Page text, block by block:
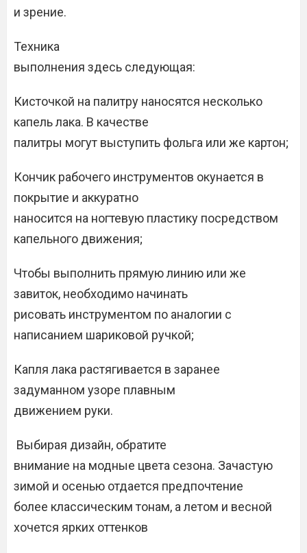
и зрение.
Техника
выполнения здесь следующая:
Кисточкой на палитру наносятся несколько
капель лака. В качестве
палитры могут выступить фольга или же картон;
Кончик рабочего инструментов окунается в
покрытие и аккуратно
наносится на ногтевую пластику посредством
капельного движения;
Чтобы выполнить прямую линию или же
завиток, необходимо начинать
рисовать инструментом по аналогии с
написанием шариковой ручкой;
Капля лака растягивается в заранее
задуманном узоре плавным
движением руки.
Выбирая дизайн, обратите
внимание на модные цвета сезона. Зачастую
зимой и осенью отдается предпочтение
более классическим тонам, а летом и весной
хочется ярких оттенков